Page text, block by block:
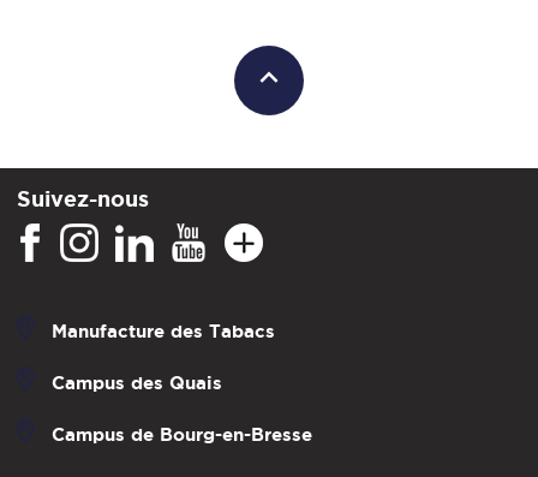
Suivez-nous
Manufacture des Tabacs
Campus des Quais
Campus de Bourg-en-Bresse